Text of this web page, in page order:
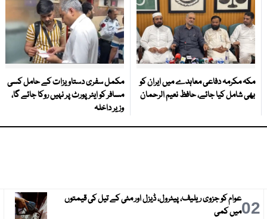
مکہ مکرمہ دفاعی معاہدے میں ایران کو
بھی شامل کیا جائے، حافظ نعیم الرحمان
مکمل سفری دستاویزات کے حامل کسی
مسافر کو ایئرپورٹ پر نہیں روکا جائے گا،
وزیر داخلہ
02عوام کو جزوی ریلیف، پیٹرول، ڈیزل اور مٹی کے تیل کی قیمتوں
میں کمی